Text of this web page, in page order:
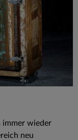
immer wieder
neu